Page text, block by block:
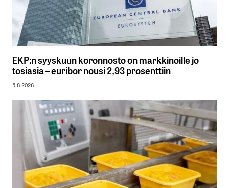
EKP:n syyskuun koronnosto on markkinoille jo
tosiasia – euribor nousi 2,93 prosenttiin
5.8.2026